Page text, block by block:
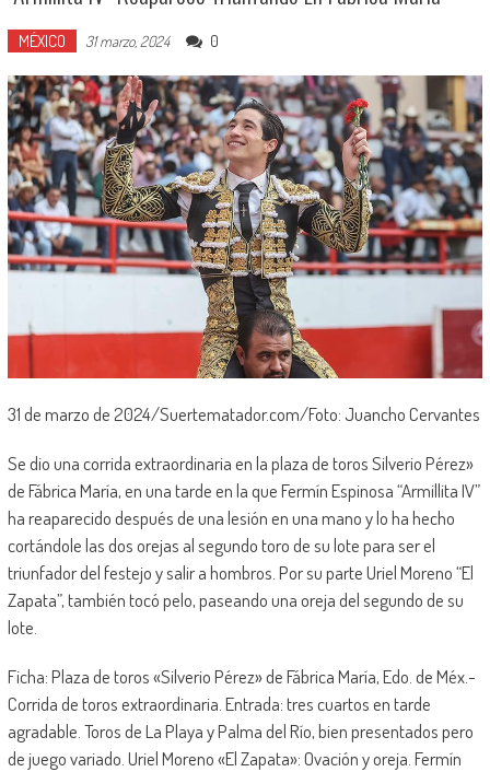
MÉXICO 31 marzo, 2024 0
31 de marzo de 2024/Suertematador.com/Foto: Juancho Cervantes
Se dio una corrida extraordinaria en la plaza de toros Silverio Pérez»
de Fábrica María, en una tarde en la que Fermín Espinosa “Armillita IV”
ha reaparecido después de una lesión en una mano y lo ha hecho
cortándole las dos orejas al segundo toro de su lote para ser el
triunfador del festejo y salir a hombros. Por su parte Uriel Moreno “El
Zapata”, también tocó pelo, paseando una oreja del segundo de su
lote.
Ficha: Plaza de toros «Silverio Pérez» de Fábrica María, Edo. de Méx.-
Corrida de toros extraordinaria. Entrada: tres cuartos en tarde
agradable. Toros de La Playa y Palma del Río, bien presentados pero
de juego variado. Uriel Moreno «El Zapata»: Ovación y oreja. Fermín